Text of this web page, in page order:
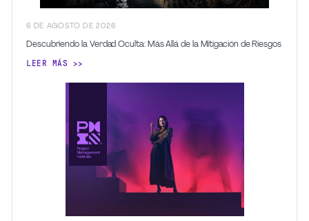
6 DE AGOSTO DE 2026
Descubriendo la Verdad Oculta: Más Allá de la Mitigación de Riesgos
LEER MÁS